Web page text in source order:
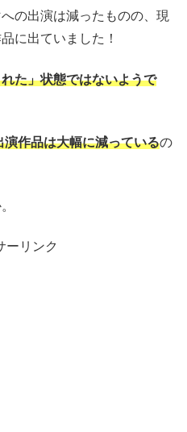
の出演は減ったものの、現
に出ていました！
た」状態ではないようで
作品は大幅に減っているの
ーリンク